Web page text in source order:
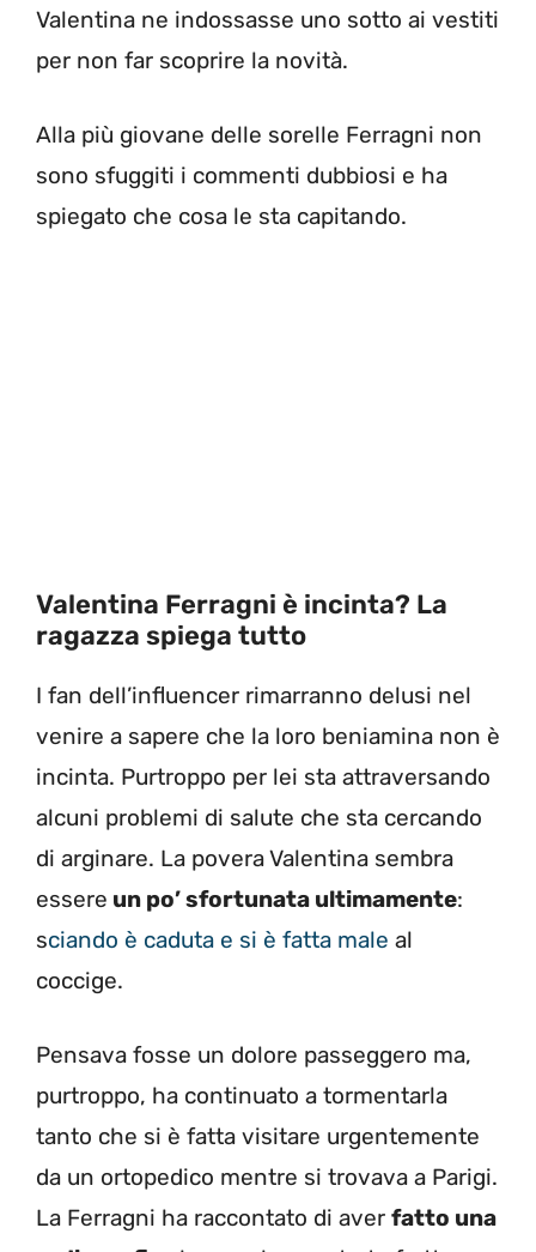
Valentina ne indossasse uno sotto ai vestiti
per non far scoprire la novità.
Alla più giovane delle sorelle Ferragni non
sono sfuggiti i commenti dubbiosi e ha
spiegato che cosa le sta capitando.
Valentina Ferragni è incinta? La
ragazza spiega tutto
I fan dell’influencer rimarranno delusi nel
venire a sapere che la loro beniamina non è
incinta. Purtroppo per lei sta attraversando
alcuni problemi di salute che sta cercando
di arginare. La povera Valentina sembra
essere un po’ sfortunata ultimamente:
sciando è caduta e si è fatta male al
coccige.
Pensava fosse un dolore passeggero ma,
purtroppo, ha continuato a tormentarla
tanto che si è fatta visitare urgentemente
da un ortopedico mentre si trovava a Parigi.
La Ferragni ha raccontato di aver fatto una